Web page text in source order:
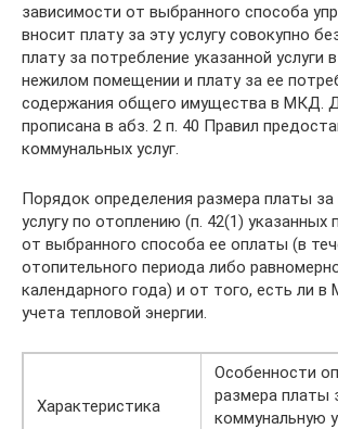
зависимости от выбранного способа
вносит плату за эту услугу совокупно
плату за потребление указанной услуги
нежилом помещении и плату за ее
содержания общего имущества в МКД.
прописана в абз. 2 п. 40 Правил
коммунальных услуг.
Порядок определения размера платы
услугу по отоплению (п. 42(1) указанных
от выбранного способа ее оплаты (в
отопительного периода либо
календарного года) и от того, есть ли
учета тепловой энергии.
Характеристика
Особенности
размера платы
коммунальную